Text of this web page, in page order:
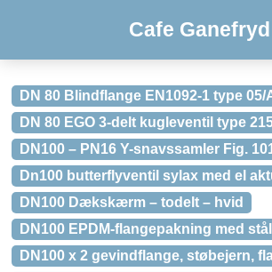
Cafe Ganefryd
DN 80 Blindflange EN1092-1 type 05/
DN 80 EGO 3-delt kugleventil type
DN100 – PN16 Y-snavssamler Fig.
Dn100 butterflyventil sylax med el
DN100 Dækskærm – todelt – hvid
DN100 EPDM-flangepakning med
DN100 x 2 gevindflange, støbejern,